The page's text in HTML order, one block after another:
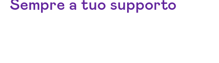
Sempre a tuo supporto